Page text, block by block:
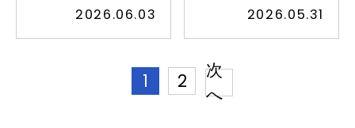
2026.06.03 2026.05.31
1 2
次
へ